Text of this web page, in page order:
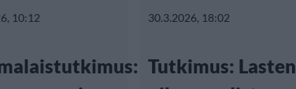
10:12 30.3.2026, 18:02
Tutkimus: Lasten